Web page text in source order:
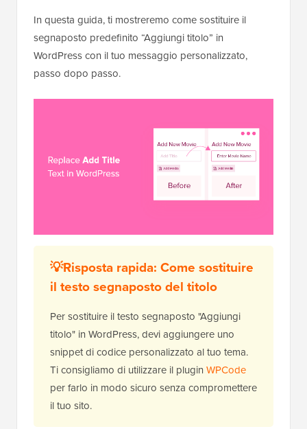
In questa guida, ti mostreremo come sostituire il
segnaposto predefinito “Aggiungi titolo” in
WordPress con il tuo messaggio personalizzato,
passo dopo passo.
💡Risposta rapida: Come sostituire
il testo segnaposto del titolo
Per sostituire il testo segnaposto "Aggiungi
titolo" in WordPress, devi aggiungere uno
snippet di codice personalizzato al tuo tema.
Ti consigliamo di utilizzare il plugin WPCode
per farlo in modo sicuro senza compromettere
il tuo sito.